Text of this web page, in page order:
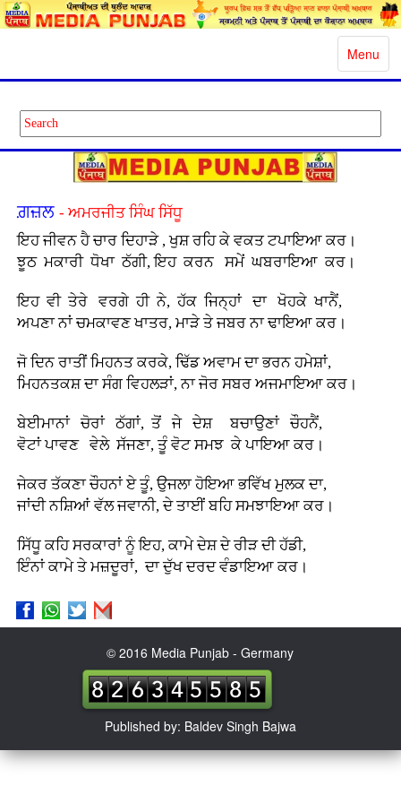
Toggle
Menu
ਗ਼ਜ਼ਲ - ਅਮਰਜੀਤ ਸਿੰਘ ਸਿੱਧੂ
ਇਹ ਜੀਵਨ ਹੈ ਚਾਰ ਦਿਹਾੜੇ , ਖੁਸ਼ ਰਹਿ ਕੇ ਵਕਤ ਟਪਾਇਆ ਕਰ।
ਝੂਠ ਮਕਾਰੀ ਧੋਖਾ ਠੱਗੀ, ਇਹ ਕਰਨ ਸਮੇਂ ਘਬਰਾਇਆ ਕਰ।
ਇਹ ਵੀ ਤੇਰੇ ਵਰਗੇ ਹੀ ਨੇ, ਹੱਕ ਜਿਨ੍ਹਾਂ ਦਾ ਖੋਹਕੇ ਖਾਨੈਂ,
ਅਪਣਾ ਨਾਂ ਚਮਕਾਵਣ ਖਾਤਰ, ਮਾੜੇ ਤੇ ਜਬਰ ਨਾ ਢਾਇਆ ਕਰ।
ਜੋ ਦਿਨ ਰਾਤੀਂ ਮਿਹਨਤ ਕਰਕੇ, ਢਿੱਡ ਅਵਾਮ ਦਾ ਭਰਨ ਹਮੇਸ਼ਾਂ,
ਮਿਹਨਤਕਸ਼ ਦਾ ਸੰਗ ਵਿਹਲੜਾਂ, ਨਾ ਜੋਰ ਸਬਰ ਅਜਮਾਇਆ ਕਰ।
ਬੇਈਮਾਨਾਂ ਚੋਰਾਂ ਠੱਗਾਂ, ਤੋਂ ਜੇ ਦੇਸ਼ ਬਚਾਉਣਾਂ ਚੌਹਨੈਂ,
ਵੋਟਾਂ ਪਾਵਣ ਵੇਲੇ ਸੱਜਣਾ, ਤੂੰ ਵੋਟ ਸਮਝ ਕੇ ਪਾਇਆ ਕਰ।
ਜੇਕਰ ਤੱਕਣਾ ਚੌਹਨਾਂ ਏ ਤੂੰ, ਉਜਲਾ ਹੋਇਆ ਭਵਿੱਖ ਮੁਲਕ ਦਾ,
ਜਾਂਦੀ ਨਸ਼ਿਆਂ ਵੱਲ ਜਵਾਨੀ, ਦੇ ਤਾਈਂ ਬਹਿ ਸਮਝਾਇਆ ਕਰ।
ਸਿੱਧੂ ਕਹਿ ਸਰਕਾਰਾਂ ਨੂੰ ਇਹ, ਕਾਮੇ ਦੇਸ਼ ਦੇ ਰੀੜ ਦੀ ਹੱਡੀ,
ਇੰਨਾਂ ਕਾਮੇ ਤੇ ਮਜ਼ਦੂਰਾਂ, ਦਾ ਦੁੱਖ ਦਰਦ ਵੰਡਾਇਆ ਕਰ।
© 2016 Media Punjab - Germany
Published by: Baldev Singh Bajwa